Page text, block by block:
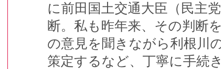
に前田国土交通大臣（民主
断。私も昨年来、その判断
の意見を聞きながら利根川
策定するなど、丁寧に手続